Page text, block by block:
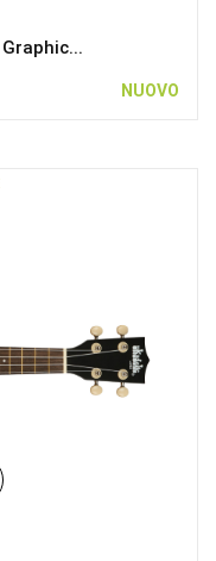
Graphic...
NUOVO